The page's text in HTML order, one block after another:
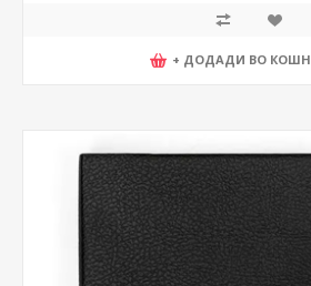
+ ДОДАДИ ВО